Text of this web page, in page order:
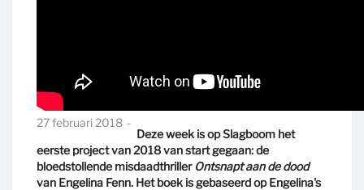
27 februari 2018
Deze week is op Slagboom het
eerste project van 2018 van start gegaan: de
bloedstollende misdaadthriller Ontsnapt aan de dood
van Engelina Fenn. Het boek is gebaseerd op Engelina's